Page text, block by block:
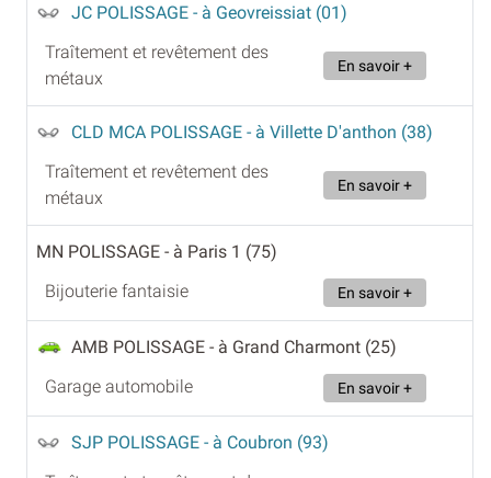
JC POLISSAGE - à Geovreissiat (01)
Traîtement et revêtement des
métaux
En savoir +
CLD MCA POLISSAGE - à Villette D'anthon (38)
Traîtement et revêtement des
métaux
En savoir +
MN POLISSAGE - à Paris 1 (75)
Bijouterie fantaisie
En savoir +
AMB POLISSAGE - à Grand Charmont (25)
Garage automobile
En savoir +
SJP POLISSAGE - à Coubron (93)